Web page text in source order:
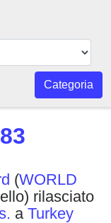
Categoria
(WORLD
rilasciato
a Turkey